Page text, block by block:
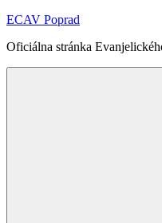
Skip
content
ECAV Poprad
Oficiálna stránka